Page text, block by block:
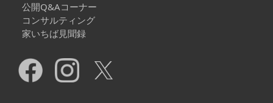
公開Q&Aコーナー
コンサルティング
家いちば見聞録